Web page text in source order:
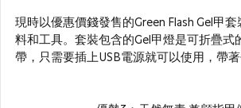
現時以優惠價錢發售的Green Flash Gel甲
料和工具。套裝包含的Gel甲燈是可折疊式
帶，只需要插上USB電源就可以使用，帶